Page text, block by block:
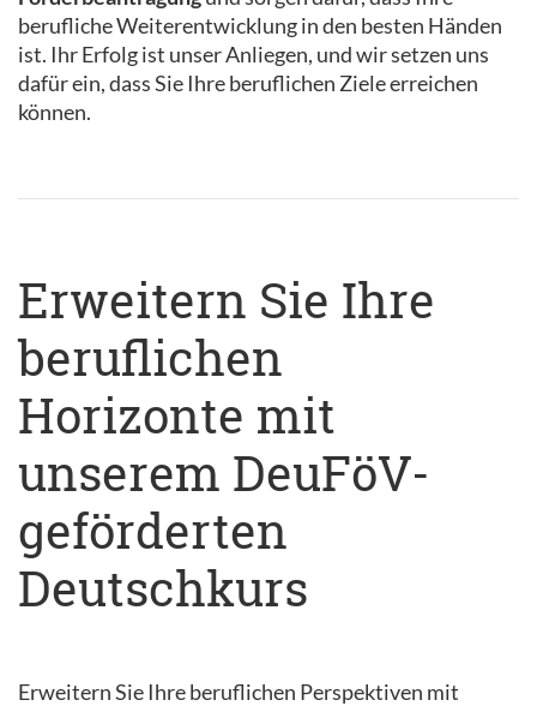
berufliche Weiterentwicklung in den besten Händen
ist. Ihr Erfolg ist unser Anliegen, und wir setzen uns
dafür ein, dass Sie Ihre beruflichen Ziele erreichen
können.
Erweitern Sie Ihre
beruflichen
Horizonte mit
unserem DeuFöV-
geförderten
Deutschkurs
Erweitern Sie Ihre beruflichen Perspektiven mit